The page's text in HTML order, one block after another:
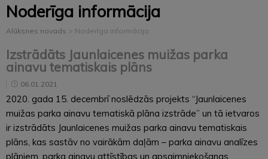
Noderīga informācija
Alūksnes novads > Noderīga informācija
Izstrādāts Jaunlaicenes muižas parka
ainavu tematiskais plāns
06.01.2021
2020. gada 15. decembrī noslēdzās projekts “Jaunlaicenes
muižas parka ainavu tematiskā plāna izstrāde” un tā ietvaros
ir izstrādāts Jaunlaicenes muižas parka ainavu tematiskais
plāns, kas sastāv no vairākām daļām – parka ainavu analīzes
plāniem, parka ainavu attīstības un apsaimniekošanas